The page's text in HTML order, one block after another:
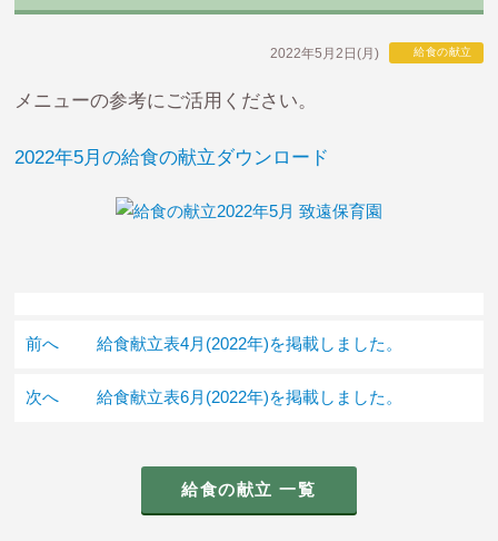
2022年5月2日(月) 給食の献立
メニューの参考にご活用ください。
2022年5月の給食の献立ダウンロード
前へ 給食献立表4月(2022年)を掲載しました。
次へ 給食献立表6月(2022年)を掲載しました。
給食の献立 一覧